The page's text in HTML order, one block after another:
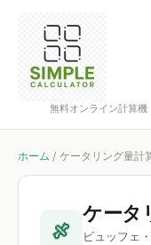
無料オンライン計算機
ホーム / ケータリング量計
🍖
ケータ
ビュッフェ